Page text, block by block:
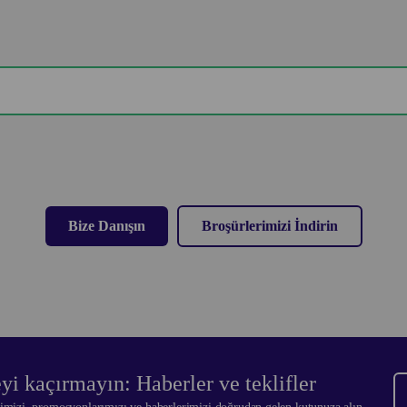
Bize Danışın Broşürlerimizi İndirin
kaçırmayın: Haberler ve teklifler